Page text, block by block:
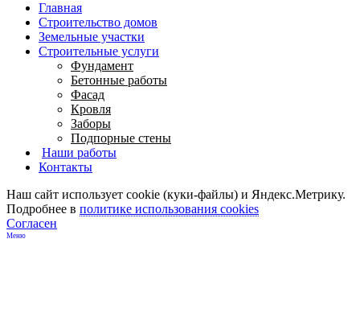
Меню
Главная
Строительство домов
Земельные участки
Строительные услуги
Фундамент
Бетонные работы
Фасад
Кровля
Заборы
Подпорные стены
Наши работы
Контакты
Наш сайт использует cookie (куки-файлы) и Яндекс.Метрику.
Подробнее в политике использования cookies
Согласен